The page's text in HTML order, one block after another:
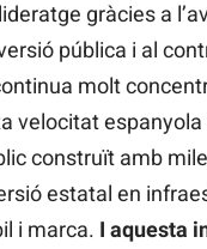
gràcies a
pública i al
molt
velocitat
construït amb
estatal en
i marca. I aquesta